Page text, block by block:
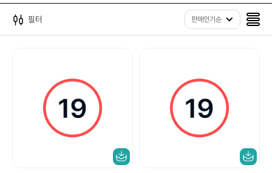
필터 판매인기순